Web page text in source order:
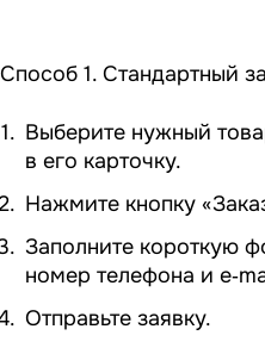
Способ 1. Стандартный
Выберите нужный
в его карточку.
Нажмите кнопку
Заполните короткую
номер телефона и
Отправьте заявку.